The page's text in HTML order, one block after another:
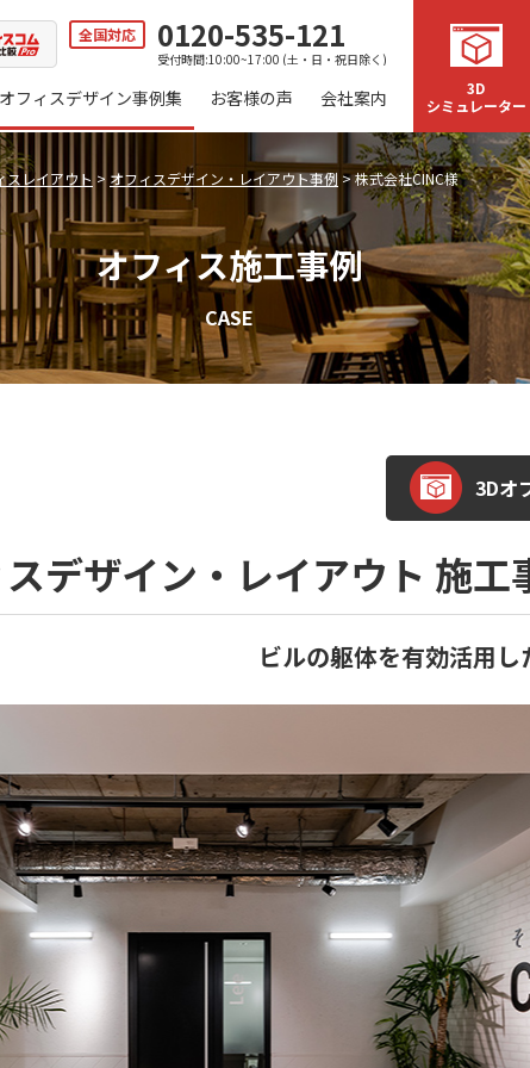
全国対応 0120-535-121
受付時間:10:00~17:00 (土・日・祝日除く)
オフィスデザイン事例集 お客様の声 会社案内
3D
シミュレーター
スレイアウト > オフィスデザイン・レイアウト事例 >株式会社CINC様
オフィス施工事例
CASE
3Dオ
デザイン・レイアウト 施工
ビルの躯体を有効活用